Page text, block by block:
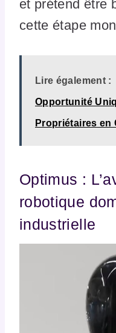
et prétend être
cette étape
Lire également :
Opportunité
Propriétaires en
Optimus :
robotique
industrielle